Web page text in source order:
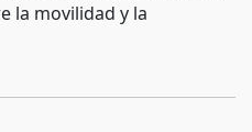
la movilidad y la